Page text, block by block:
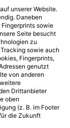
unserer Website.
Daneben
sowie
Seite besucht
zu
sowie auch
Fingerprints,
genutzt
von anderen
Drittanbieter
oben
(z. B. im Footer
die Zukunft